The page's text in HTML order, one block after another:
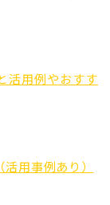
活用例やおすす
用事例あり）